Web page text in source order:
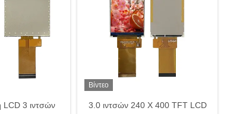
LCD 3 ιντσών
Βίντεο
3.0 ιντσών 240 X 400 TFT LCD